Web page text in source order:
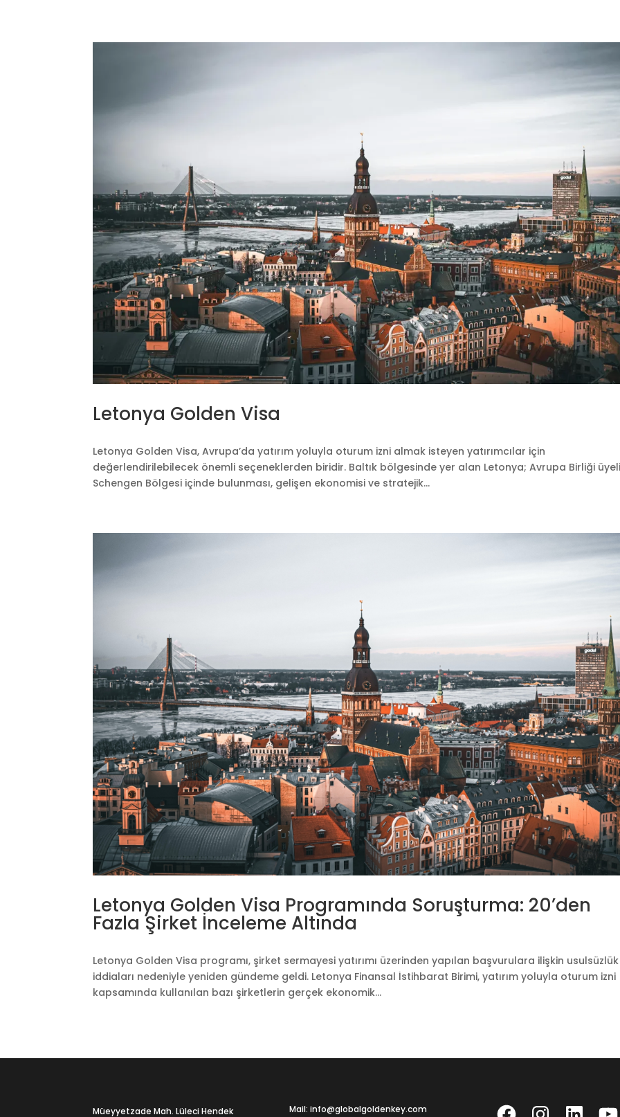
Letonya Golden Visa
Letonya Golden Visa, Avrupa’da yatırım yoluyla oturum izni almak isteyen yatırımcılar için
değerlendirilebilecek önemli seçeneklerden biridir. Baltık bölgesinde yer alan Letonya; Avrupa Birliği
Schengen Bölgesi içinde bulunması, gelişen ekonomisi ve stratejik...
Letonya Golden Visa Programında Soruşturma: 20’den
Fazla Şirket İnceleme Altında
Letonya Golden Visa programı, şirket sermayesi yatırımı üzerinden yapılan başvurulara ilişkin usulsüzlük
iddiaları nedeniyle yeniden gündeme geldi. Letonya Finansal İstihbarat Birimi, yatırım yoluyla oturum izni
kapsamında kullanılan bazı şirketlerin gerçek ekonomik...
Müeyyetzade Mah. Lüleci Hendek Mail: info@globalgoldenkey.com FacebookInstagramLinkedIn